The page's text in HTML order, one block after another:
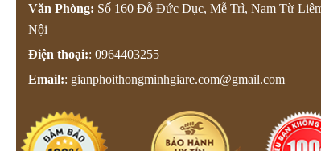
Văn Phòng: Số 160 Đỗ Đức Dục, Mễ Trì, Nam Từ
Nội
Điện thoại:: 0964403255
Email:: gianphoithongminhgiare.com@gmail.com